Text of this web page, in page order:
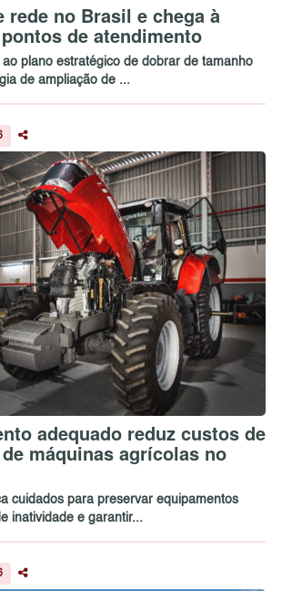
rede no Brasil e chega à
de atendimento
plano estratégico de dobrar de tamanho
de ampliação de ...
adequado reduz custos de
máquinas agrícolas no
cuidados para preservar equipamentos
inatividade e garantir...